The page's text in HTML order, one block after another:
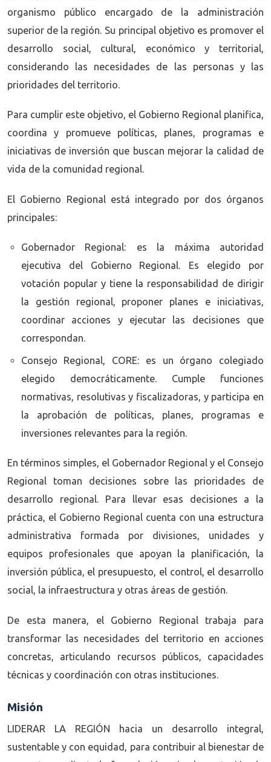
organismo público encargado de la administración
superior de la región. Su principal objetivo es promover el
desarrollo social, cultural, económico y territorial,
considerando las necesidades de las personas y las
prioridades del territorio.
Para cumplir este objetivo, el Gobierno Regional planifica,
coordina y promueve políticas, planes, programas e
iniciativas de inversión que buscan mejorar la calidad de
vida de la comunidad regional.
El Gobierno Regional está integrado por dos órganos
principales:
Gobernador Regional: es la máxima autoridad
ejecutiva del Gobierno Regional. Es elegido por
votación popular y tiene la responsabilidad de dirigir
la gestión regional, proponer planes e iniciativas,
coordinar acciones y ejecutar las decisiones que
correspondan.
Consejo Regional, CORE: es un órgano colegiado
elegido democráticamente. Cumple funciones
normativas, resolutivas y fiscalizadoras, y participa en
la aprobación de políticas, planes, programas e
inversiones relevantes para la región.
En términos simples, el Gobernador Regional y el Consejo
Regional toman decisiones sobre las prioridades de
desarrollo regional. Para llevar esas decisiones a la
práctica, el Gobierno Regional cuenta con una estructura
administrativa formada por divisiones, unidades y
equipos profesionales que apoyan la planificación, la
inversión pública, el presupuesto, el control, el desarrollo
social, la infraestructura y otras áreas de gestión.
De esta manera, el Gobierno Regional trabaja para
transformar las necesidades del territorio en acciones
concretas, articulando recursos públicos, capacidades
técnicas y coordinación con otras instituciones.
Misión
LIDERAR LA REGIÓN hacia un desarrollo integral,
sustentable y con equidad, para contribuir al bienestar de